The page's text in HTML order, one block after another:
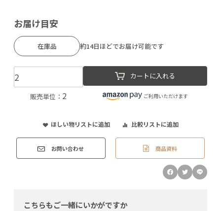
お届け目安
在庫品 約14日ほどでお届け可能です
販売単位： 2
カートに入れる
ご利用いただけます
ほしい物リストに追加 比較リストに追加
お問い合わせ 商品資料
こちらもご一緒にいかがですか